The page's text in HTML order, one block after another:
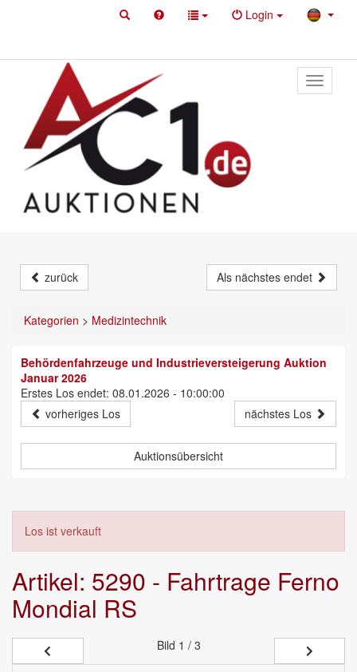
Login
Toggle
primary
zurück Als nächstes endet
Kategorien > Medizintechnik
Behördenfahrzeuge und Industrieversteigerung Auktion
Januar 2026
Erstes Los endet: 08.01.2026 - 10:00:00
vorheriges Los
nächstes Los
Auktionsübersicht
Los ist verkauft
Artikel: 5290 - Fahrtrage Ferno
Mondial RS
Bild 1 / 3